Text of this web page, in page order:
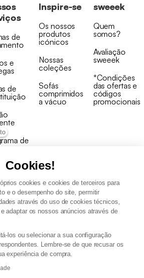
Cookies!
cookies e cookies de terceiros para
e o desempenho do site, permitir
através do uso de cookies técnicos,
adaptar os nossos anúncios através de
los ou selecionar a sua configuração
Lembre-se de que recusar os
experiência de compra.
de
e
de
de
Inspire-se
Os nossos
produtos
icónicos
Nossas
coleções
Sofás
comprimidos
a vácuo
sweeek
Quem
somos?
Avaliação
sweeek
*Condições
das ofertas e
códigos
promocionais
Gerais de Venda e Aviso Legal
pessoais e política de cookies
gerais de venda pro
de Acessibilidade